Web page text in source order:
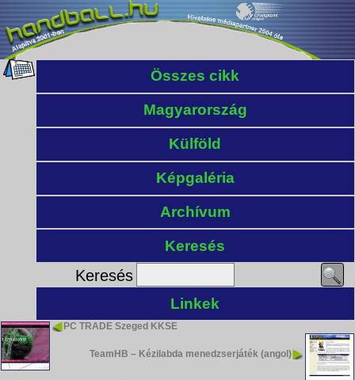
Összes cikk
Magyarország
Külföld
Képgaléria
Archívum
Keresés
Keresés
Linkek
PC TRADE Szeged KKSE
TeamHB – Kézilabda menedzserjáték (angol)